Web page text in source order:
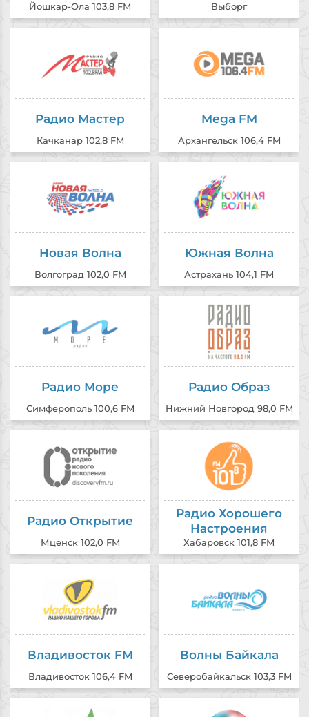
Йошкар-Ола 103,8 FM Выборг
Радио Мастер
Качканар 102,8 FM
Mega FM
Архангельск 106,4 FM
Новая Волна
Волгоград 102,0 FM
Южная Волна
Астрахань 104,1 FM
Радио Море
Симферополь 100,6 FM
Радио Образ
Нижний Новгород 98,0 FM
Радио Открытие
Мценск 102,0 FM
Радио Хорошего
Настроения
Хабаровск 101,8 FM
Владивосток FM
Владивосток 106,4 FM
Волны Байкала
Северобайкальск 103,3 FM